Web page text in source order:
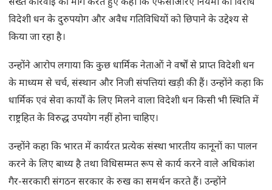
सख्त कार्रवाई की मांग करते हुए कहा कि एफसीआरए नियमों का विरोध
विदेशी धन के दुरुपयोग और अवैध गतिविधियों को छिपाने के उद्देश्य से
किया जा रहा है।
उन्होंने आरोप लगाया कि कुछ धार्मिक नेताओं ने वर्षों से प्राप्त विदेशी धन
के माध्यम से चर्च, संस्थान और निजी संपत्तियां खड़ी की हैं। उन्होंने कहा कि
धार्मिक एवं सेवा कार्यों के लिए मिलने वाला विदेशी धन किसी भी स्थिति में
राष्ट्रहित के विरुद्ध उपयोग नहीं होना चाहिए।
उन्होंने कहा कि भारत में कार्यरत प्रत्येक संस्था भारतीय कानूनों का पालन
करने के लिए बाध्य है तथा विधिसम्मत रूप से कार्य करने वाले अधिकांश
गैर-सरकारी संगठन सरकार के रुख का समर्थन करते हैं। उन्होंने